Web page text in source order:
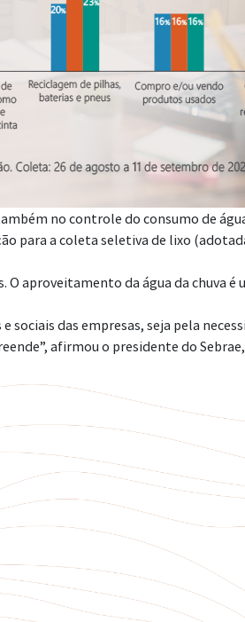
no controle do consumo de
para a coleta seletiva de lixo
aproveitamento da água da chuva é
das empresas, seja pela
afirmou o presidente do